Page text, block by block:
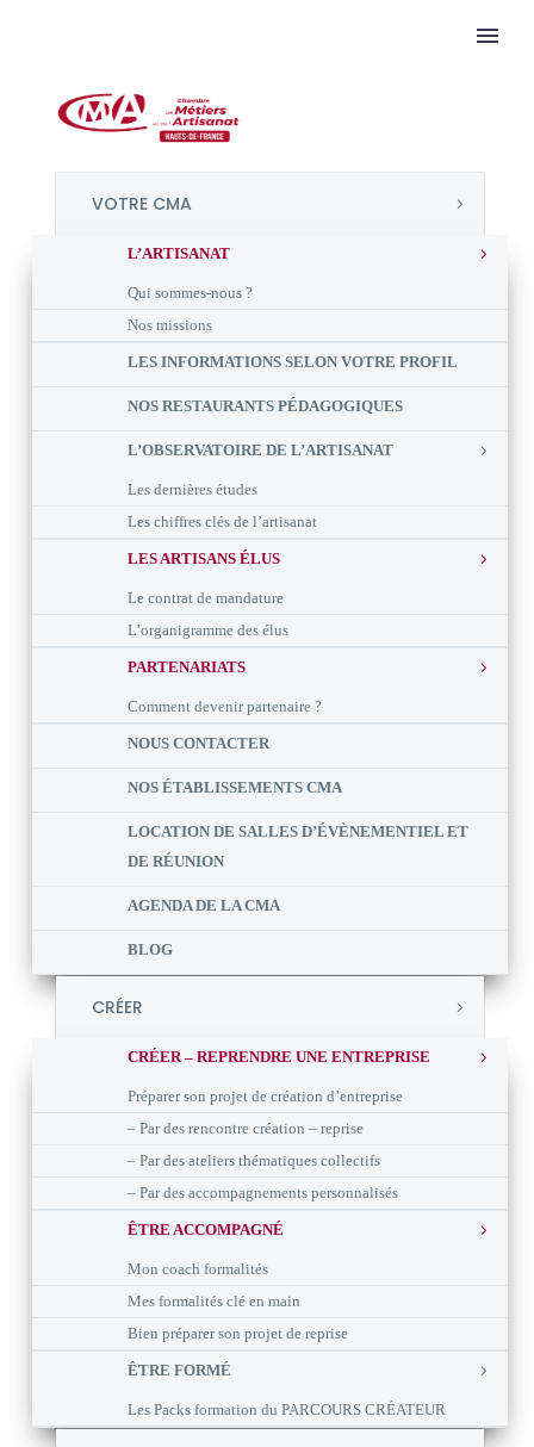
VOTRE CMA
L’ARTISANAT
Qui sommes-nous ?
Nos missions
LES INFORMATIONS SELON VOTRE PROFIL
NOS RESTAURANTS PÉDAGOGIQUES
L’OBSERVATOIRE DE L’ARTISANAT
Les dernières études
Les chiffres clés de l’artisanat
LES ARTISANS ÉLUS
Le contrat de mandature
L’organigramme des élus
PARTENARIATS
Comment devenir partenaire ?
NOUS CONTACTER
NOS ÉTABLISSEMENTS CMA
LOCATION DE SALLES D’ÉVÈNEMENTIEL ET
DE RÉUNION
AGENDA DE LA CMA
BLOG
CRÉER
CRÉER – REPRENDRE UNE ENTREPRISE
Préparer son projet de création d’entreprise
– Par des rencontre création – reprise
– Par des ateliers thématiques collectifs
– Par des accompagnements personnalisés
ÊTRE ACCOMPAGNÉ
Mon coach formalités
Mes formalités clé en main
Bien préparer son projet de reprise
ÊTRE FORMÉ
Les Packs formation du PARCOURS CRÉATEUR